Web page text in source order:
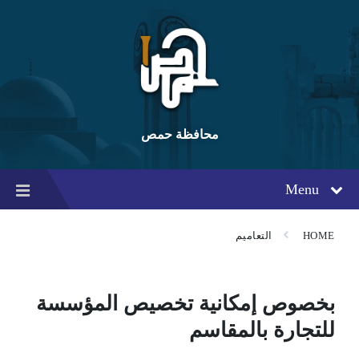
content
main
navigation
footer
محافظة حمص
Menu
HOME التعاميم
بخصوص إمكانية تخصيص المؤسسة
للتجارة بالمقاسم